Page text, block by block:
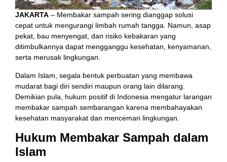
JAKARTA – Membakar sampah sering dianggap solusi
cepat untuk mengurangi limbah rumah tangga. Namun, asap
pekat, bau menyengat, dan risiko kebakaran yang
ditimbulkannya dapat mengganggu kesehatan, kenyamanan,
serta merusak lingkungan.
Dalam Islam, segala bentuk perbuatan yang membawa
mudarat bagi diri sendiri maupun orang lain dilarang.
Demikian pula, hukum positif di Indonesia mengatur larangan
membakar sampah sembarangan karena membahayakan
kesehatan masyarakat dan mencemari lingkungan.
Hukum Membakar Sampah dalam
Islam